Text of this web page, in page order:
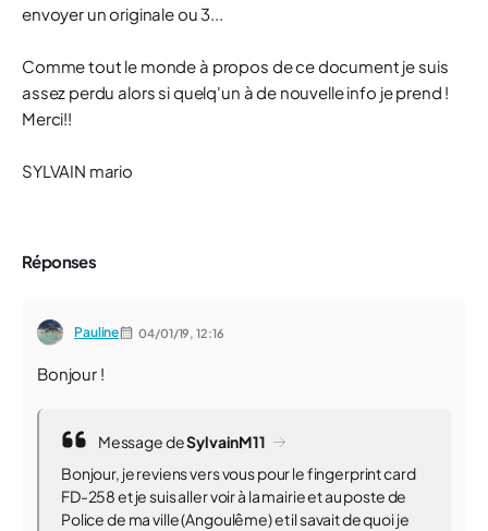
envoyer un originale ou 3...
Comme tout le monde à propos de ce document je suis
assez perdu alors si quelq'un à de nouvelle info je prend !
Merci!!
SYLVAIN mario
Réponses
Pauline 04/01/19,12:16
Bonjour !
Message deSylvainM11
Bonjour, je reviens vers vous pour le fingerprint card
FD-258 et je suis aller voir à la mairie et au poste de
Police de ma ville (Angoulême) et il savait de quoi je